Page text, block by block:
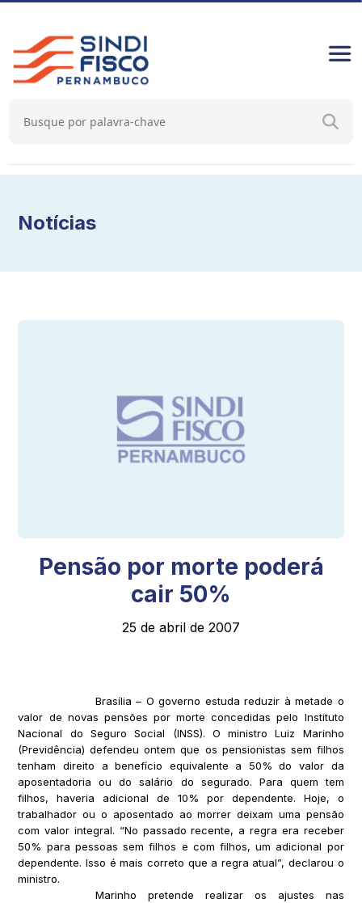
Notícias
Pensão por morte poderá
cair 50%
25 de abril de 2007
Brasília – O governo estuda reduzir à metade o
valor de novas pensões por morte concedidas pelo Instituto
Nacional do Seguro Social (INSS). O ministro Luiz Marinho
(Previdência) defendeu ontem que os pensionistas sem filhos
tenham direito a benefício equivalente a 50% do valor da
aposentadoria ou do salário do segurado. Para quem tem
filhos, haveria adicional de 10% por dependente. Hoje, o
trabalhador ou o aposentado ao morrer deixam uma pensão
com valor integral. “No passado recente, a regra era receber
50% para pessoas sem filhos e com filhos, um adicional por
dependente. Isso é mais correto que a regra atual”, declarou o
ministro.
Marinho pretende realizar os ajustes nas